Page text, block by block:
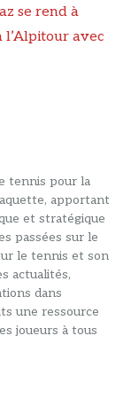
se rend à
l’Alpitour avec
tennis pour la
apportant
et stratégique
passées sur le
le tennis et son
actualités,
dans
une ressource
joueurs à tous